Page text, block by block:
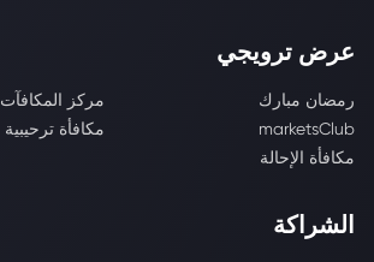
عرض ترويجي
رمضان مبارك
مركز المكافآت
marketsClub
مكافأة ترحيبية
مكافأة الإحالة
الشراكة